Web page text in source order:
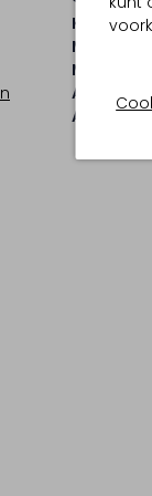
Kleur:
Materiaal
Materiaal